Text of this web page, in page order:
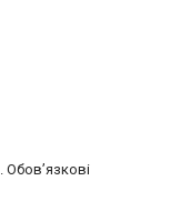
Обов’язкові